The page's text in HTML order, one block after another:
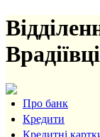
Врадіївці
Про банк
Кредити
Кредитні